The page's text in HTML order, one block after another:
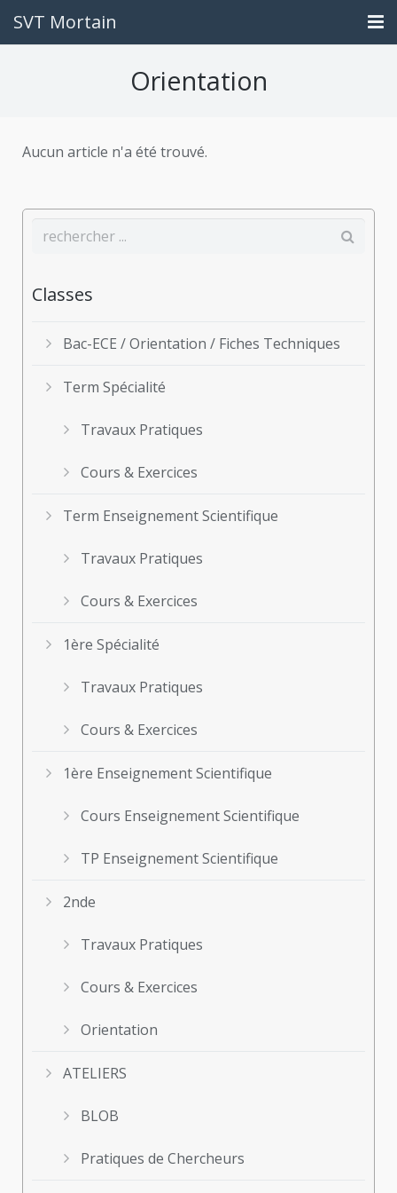
SVT Mortain
Travail à rendre
Ce que vous êtes devenus
Orientation
Aucun article n'a été trouvé.
Classes
Bac-ECE / Orientation / Fiches Techniques
Term Spécialité
Travaux Pratiques
Cours & Exercices
Term Enseignement Scientifique
Travaux Pratiques
Cours & Exercices
1ère Spécialité
Travaux Pratiques
Cours & Exercices
1ère Enseignement Scientifique
Cours Enseignement Scientifique
TP Enseignement Scientifique
2nde
Travaux Pratiques
Cours & Exercices
Orientation
ATELIERS
BLOB
Pratiques de Chercheurs